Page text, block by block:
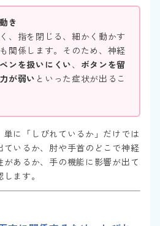
き
、指を閉じる、細かく動かす
関係します。そのため、神経
ンを扱いにくい、 ボタンを留
が弱い といった症状が出るこ
単に「しびれているか」だけでは
ているか、肘や手首のどこで神経
あるか、手の機能に影響が出て
ます。